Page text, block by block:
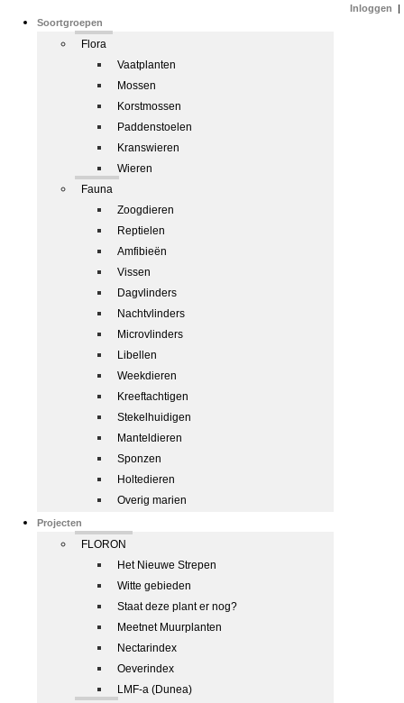
Soortgroepen
Flora
Vaatplanten
Mossen
Korstmossen
Paddenstoelen
Kranswieren
Wieren
Fauna
Zoogdieren
Reptielen
Amfibieën
Vissen
Dagvlinders
Nachtvlinders
Microvlinders
Libellen
Weekdieren
Kreeftachtigen
Stekelhuidigen
Manteldieren
Sponzen
Holtedieren
Overig marien
Projecten
FLORON
Het Nieuwe Strepen
Witte gebieden
Staat deze plant er nog?
Meetnet Muurplanten
Nectarindex
Oeverindex
LMF-a (Dunea)
Inloggen |